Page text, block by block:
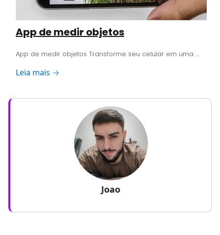
App de medir objetos
App de medir objetos Transforme seu celular em uma ...
Leia mais →
Joao